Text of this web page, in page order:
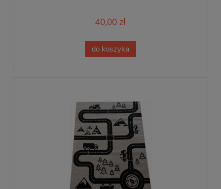
40,00 zł
do koszyka